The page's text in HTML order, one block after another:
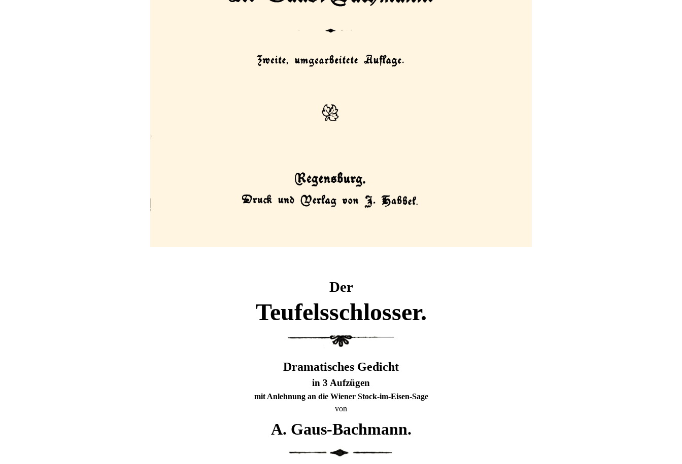
Der
Teufelsschlosser.
Dramatisches Gedicht
in 3 Aufzügen
mit Anlehnung an die Wiener Stock-im-Eisen-Sage
von
A. Gaus-Bachmann.